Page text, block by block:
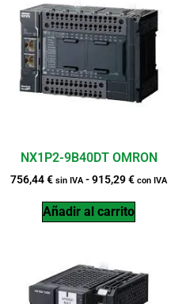
NX1P2-9B40DT OMRON
756,44€ sin IVA-915,29€ con IVA
Añadir al carrito